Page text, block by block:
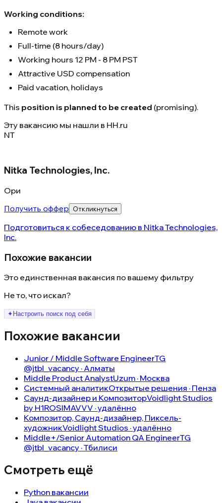
Working conditions:
Remote work
Full-time (8 hours/day)
Working hours 12 PM - 8 PM PST
Attractive USD compensation
Paid vacation, holidays
This position is planned to be created (promising).
Эту вакансию мы нашли в HH.ru
NT
Nitka Technologies, Inc.
Ори
Получить оффер
Откликнуться
Подготовиться к собеседованию в Nitka Technologies,
Inc.
Похожие вакансии
Это единственная вакансия по вашему фильтру
Не то, что искал?
✦ Настроить поиск под себя
Похожие вакансии
Junior / Middle Software EngineerTG
@jtbl_vacancy · Алматы
Middle Product AnalystUzum · Москва
Системный аналитикОткрытые решения · Пенза
Саунд-дизайнер и КомпозиторVoidlight Studios
by H1ROSIMAVVV · удалённо
Композитор, Саунд-дизайнер, Пиксель-
художникVoidlight Studios · удалённо
Middle+/Senior Automation QA EngineerTG
@jtbl_vacancy · Тбилиси
Смотреть ещё
Python вакансии